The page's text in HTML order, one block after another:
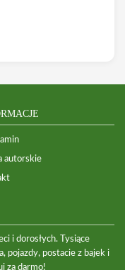
autorskie
i dorosłych. Tysiące
pojazdy, postacie z bajek i
za darmo!